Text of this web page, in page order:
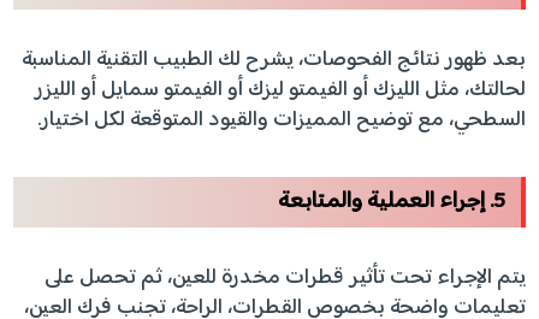
بعد ظهور نتائج الفحوصات، يشرح لك الطبيب التقنية المناسبة
لحالتك، مثل الليزك أو الفيمتو ليزك أو الفيمتو سمايل أو الليزر
السطحي، مع توضيح المميزات والقيود المتوقعة لكل اختيار.
5. إجراء العملية والمتابعة
يتم الإجراء تحت تأثير قطرات مخدرة للعين، ثم تحصل على
تعليمات واضحة بخصوص القطرات، الراحة، تجنب فرك العين،